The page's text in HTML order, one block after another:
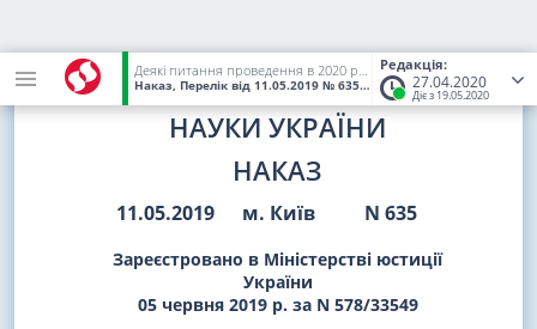
Редакція:
27.04.2020
Діє з 19.05.2020
Деякі питання проведення в 2020 році зовнішнього незалежного оцінювання результатів навчання, здобутих на основі повної загальної середньої освіти
Наказ, Перелік від 11.05.2019 № 635 (Статус: Чинний)
МІНІСТЕРСТВО ОСВІТИ І
НАУКИ УКРАЇНИ
НАКАЗ
11.05.2019 м. Київ N 635
Зареєстровано в Міністерстві юстиції
України
05 червня 2019 р. за N 578/33549